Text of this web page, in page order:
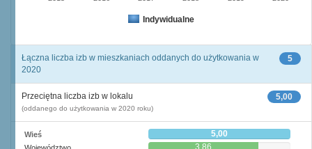
Indywidualne
5
Łączna liczba izb w mieszkaniach oddanych do użytkowania w
2020
5,00
Przeciętna liczba izb w lokalu
(oddanego do użytkowania w 2020 roku)
Wieś 5,00
3,86